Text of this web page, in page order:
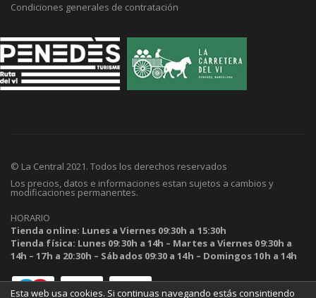
Condiciones generales de contratación
© La Central 2021. Todos los derechos reservados
Los precios, datos e informaciones estan sujetos a cambios y
modificaciones permanentes.
HORARIO
Tienda online: Lunes a Viernes 09:30h a 15:30h
Tienda física: Lunes 09:30h a 14h – Martes a Viernes 09:30h a
14h – 17h a 20:30h – Sábados 09:30 a 14h – Domingos 10h a 14h
Esta web usa cookies. Si continuas navegando estás consintiendo